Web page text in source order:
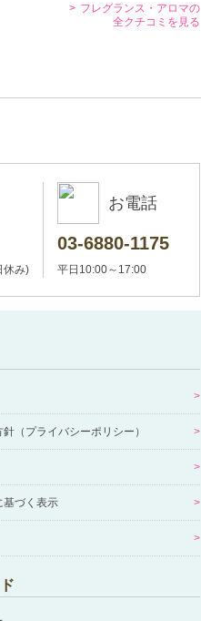
フレグランス・アロマの
全クチコミを見る
休み)
お電話
03-6880-1175
平日10:00～17:00
（プライバシーポリシー）
基づく表示